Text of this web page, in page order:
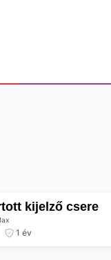
kijelző csere
1 év